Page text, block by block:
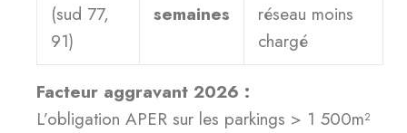
(sud 77,
91)
semaines
réseau moins
chargé
Facteur aggravant 2026 :
L’obligation APER sur les parkings > 1 500m²